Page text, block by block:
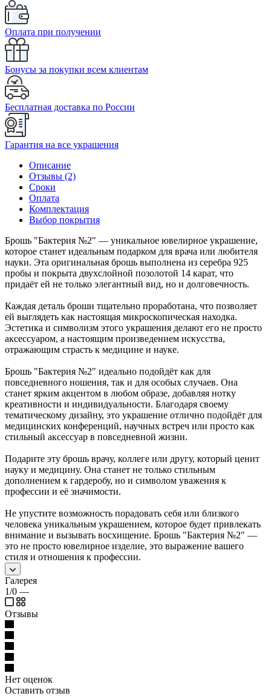
Оплата при получении
Бонусы за покупки всем клиентам
Бесплатная доставка по России
Гарантия на все украшения
Описание
Отзывы (2)
Сроки
Оплата
Комплектация
Выбор покрытия
Брошь "Бактерия №2" — уникальное ювелирное украшение,
которое станет идеальным подарком для врача или любителя
науки. Эта оригинальная брошь выполнена из серебра 925
пробы и покрыта двухслойной позолотой 14 карат, что
придаёт ей не только элегантный вид, но и долговечность.
Каждая деталь броши тщательно проработана, что позволяет
ей выглядеть как настоящая микроскопическая находка.
Эстетика и символизм этого украшения делают его не просто
аксессуаром, а настоящим произведением искусства,
отражающим страсть к медицине и науке.
Брошь "Бактерия №2" идеально подойдёт как для
повседневного ношения, так и для особых случаев. Она
станет ярким акцентом в любом образе, добавляя нотку
креативности и индивидуальности. Благодаря своему
тематическому дизайну, это украшение отлично подойдёт для
медицинских конференций, научных встреч или просто как
стильный аксессуар в повседневной жизни.
Подарите эту брошь врачу, коллеге или другу, который ценит
науку и медицину. Она станет не только стильным
дополнением к гардеробу, но и символом уважения к
профессии и её значимости.
Не упустите возможность порадовать себя или близкого
человека уникальным украшением, которое будет привлекать
внимание и вызывать восхищение. Брошь "Бактерия №2" —
это не просто ювелирное изделие, это выражение вашего
стиля и отношения к профессии.
Галерея
1/0 —
Отзывы
Нет оценок
Оставить отзыв